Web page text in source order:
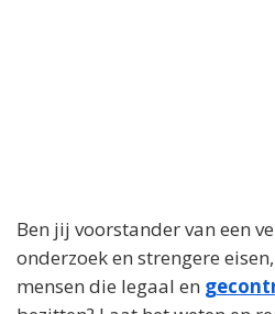
Ben jij voorstander van een
onderzoek en strengere
mensen die legaal en